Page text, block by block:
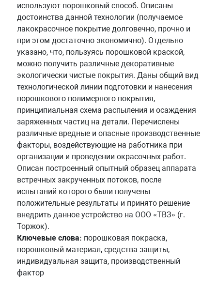
используют порошковый способ. Описаны
достоинства данной технологии (получаемое
лакокрасочное покрытие долговечно, прочно и
при этом достаточно экономично). Отдельно
указано, что, пользуясь порошковой краской,
можно получить различные декоративные
экологически чистые покрытия. Даны общий вид
технологической линии подготовки и нанесения
порошкового полимерного покрытия,
принципиальная схема распыления и осаждения
заряженных частиц на детали. Перечислены
различные вредные и опасные производственные
факторы, воздействующие на работника при
организации и проведении окрасочных работ.
Описан построенный опытный образец аппарата
встречных закрученных потоков, после
испытаний которого были получены
положительные результаты и принято решение
внедрить данное устройство на ООО «ТВЗ» (г.
Торжок).
Ключевые слова: порошковая покраска,
порошковый материал, средства защиты,
индивидуальная защита, производственный
фактор